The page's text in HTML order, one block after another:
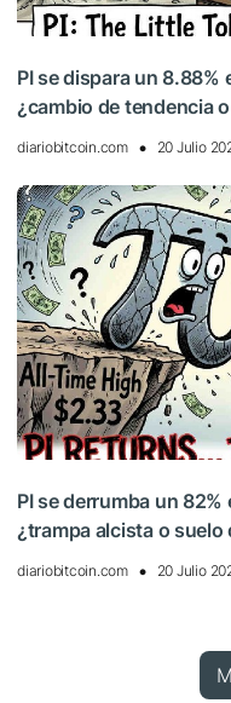
PI se dispara un 8.88%
¿cambio de tendencia
diariobitcoin.com 20 Julio
PI se derrumba un
¿trampa alcista o suelo
diariobitcoin.com 20 Julio